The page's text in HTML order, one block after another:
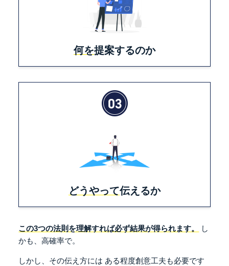
何を提案するのか
どうやって伝えるか
この3つの法則を理解すれば必ず結果が得られます。
し
かも、高確率で。
しかし、その伝え方には ある程度創意工夫も必要です